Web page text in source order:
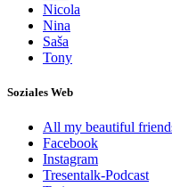
Nicola
Nina
Saša
Tony
Soziales Web
All my beautiful
Facebook
Instagram
Tresentalk-Podcast